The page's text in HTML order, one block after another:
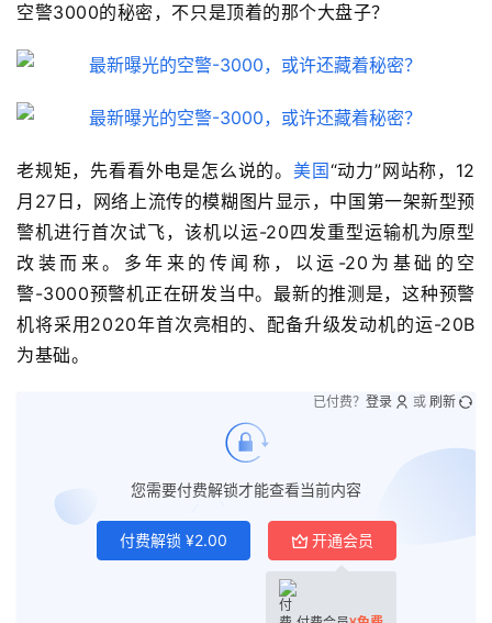
空警3000的秘密，不只是顶着的那个大盘子？
老规矩，先看看外电是怎么说的。 美国“动力”网站称， 12
月 27 日，网络上流传的模糊图片显示，中国第一架新型预
警机进行首次试飞，该机以运-20四发重型运输机为原型
改装而来。多年来的传闻称，以运 -20 为基础的空
警-3000预警机正在研发当中。最新的推测是，这种预警
机将采用 2020年首次亮相的、配备升级发动机的运-20B
为基础。
您需要付费解锁才能查看当前内容
付费解锁 ¥2.00 开通会员
已付费？ 登录 或 刷新